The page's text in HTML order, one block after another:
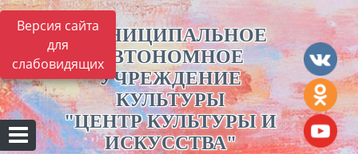
Версия сайта
для
слабовидящих
МУНИЦИПАЛЬНОЕ
АВТОНОМНОЕ
УЧРЕЖДЕНИЕ
КУЛЬТУРЫ
"ЦЕНТР КУЛЬТУРЫ И
ИСКУССТВА"